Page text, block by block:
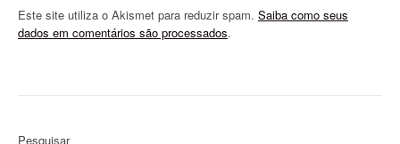
Este site utiliza o Akismet para reduzir spam. Saiba como seus
dados em comentários são processados.
Pesquisar